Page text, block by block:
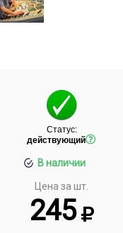
Статус:
действующий
В наличии
Цена за шт.
245